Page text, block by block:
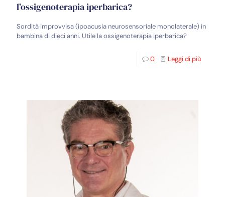
l’ossigenoterapia iperbarica?
Sordità improvvisa (ipoacusia neurosensoriale monolaterale) in
bambina di dieci anni. Utile la ossigenoterapia iperbarica?
0 Leggi di più